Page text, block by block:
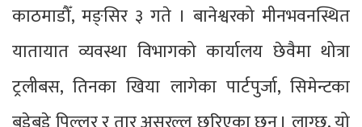
काठमाडौँ, मङ्सिर ३ गते । बानेश्वरको मीनभवनस्थित
यातायात व्यवस्था विभागको कार्यालय छेवैमा थोत्रा
ट्रलीबस, तिनका खिया लागेका पार्टपुर्जा, सिमेन्टका